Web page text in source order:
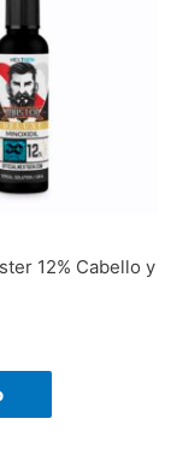
12% Cabello y